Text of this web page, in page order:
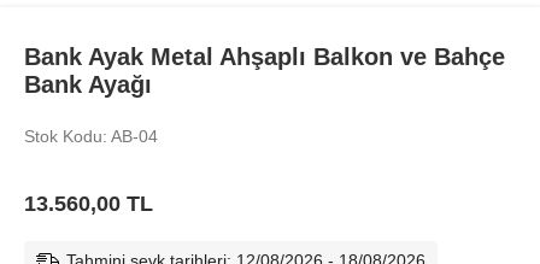
Bank Ayak Metal Ahşaplı Balkon ve Bahçe
Bank Ayağı
Stok Kodu: AB-04
13.560,00 TL